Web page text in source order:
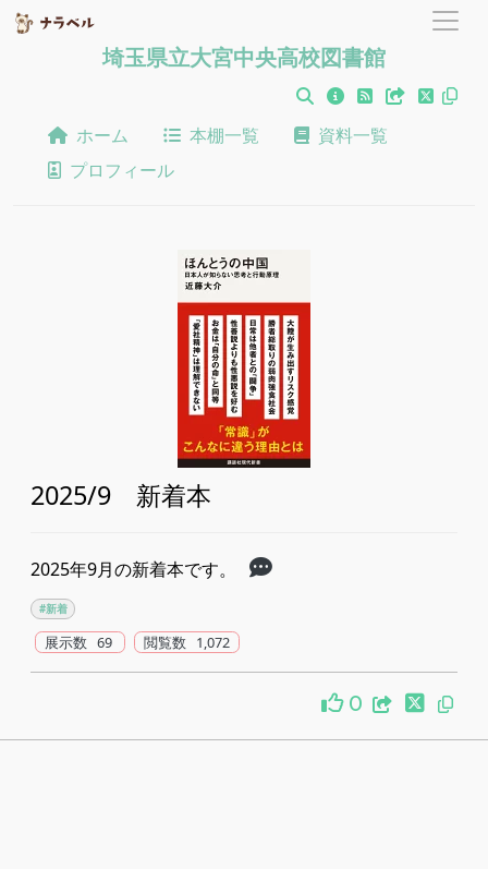
埼玉県立大宮中央高校図書館
ホーム 本棚一覧
資料一覧
プロフィール
2025/9 新着本
2025年9月の新着本です。
#新着
展示数 69 閲覧数 1,072
0